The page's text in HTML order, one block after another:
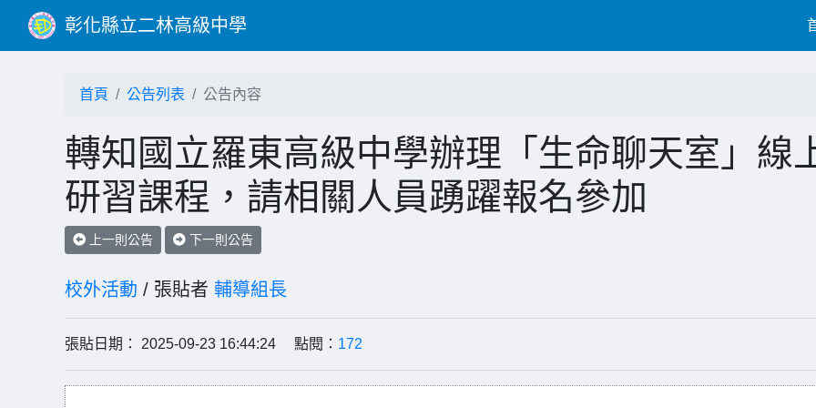
彰化縣立二林高級中學
首頁 公告列表 公告內容
轉知國立羅東高級中學辦理「生命聊天室」線
研習課程，請相關人員踴躍報名參加
上一則公告 下一則公告
校外活動 / 張貼者 輔導組長
張貼日期： 2025-09-23 16:44:24 點閱： 172